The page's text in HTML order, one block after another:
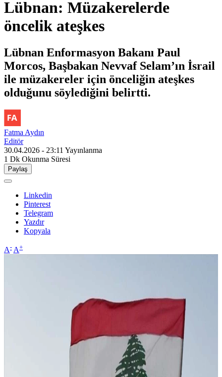
Lübnan: Müzakerelerde
öncelik ateşkes
Lübnan Enformasyon Bakanı Paul
Morcos, Başbakan Nevvaf Selam’ın İsrail
ile müzakereler için önceliğin ateşkes
olduğunu söylediğini belirtti.
Fatma Aydın
Editör
30.04.2026 - 23:11 Yayınlanma
1 Dk Okunma Süresi
Paylaş
Linkedin
Pinterest
Telegram
Yazdır
Kopyala
A- A+